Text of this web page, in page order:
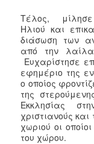
Τέλος,
Ηλιού και
διάσωση των
από την
Ευχαρίστησε
εφημέριο της
ο οποίος
της
Εκκλησίας
χριστιανούς
χωριού οι
του χώρου.